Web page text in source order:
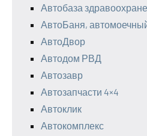
Автобаза
АвтоБаня,
АвтоДвор
Автодом РВД
Автозавр
Автозапчасти 4×4
Автоклик
Автокомплекс